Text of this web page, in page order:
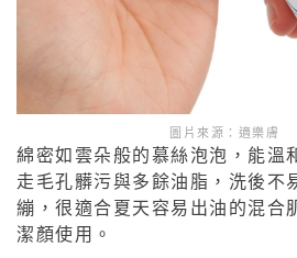
圖片來源：適樂膚
綿密如雲朵般的慕絲泡泡，能溫
走毛孔髒污與多餘油脂，洗後不
繃，很適合夏天容易出油的混合
潔顏使用。